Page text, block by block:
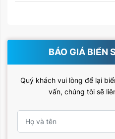
BÁO GIÁ BIỂN
Quý khách vui lòng để lại
vấn, chúng tôi sẽ